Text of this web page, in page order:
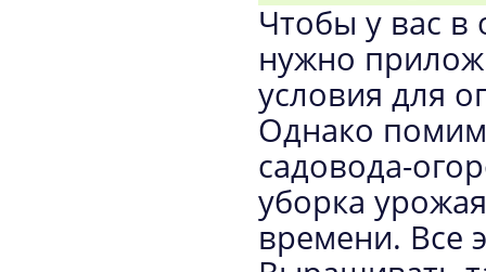
Чтобы у вас в
нужно
условия для
Однако
садовода-
уборка
времени. Все